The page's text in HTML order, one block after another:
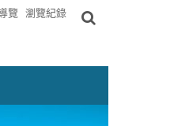
覽 瀏覽紀錄